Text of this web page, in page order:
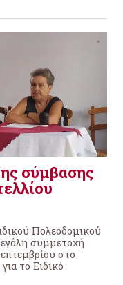
σύμβασης
Πολεοδομικού
συμμετοχή
στο
το Ειδικό